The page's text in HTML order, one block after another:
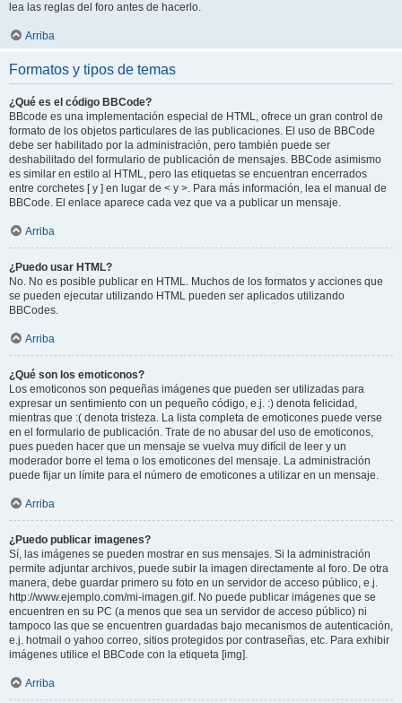
lea las reglas del foro antes de hacerlo.
Arriba
Formatos y tipos de temas
¿Qué es el código BBCode?
BBcode es una implementación especial de HTML, ofrece un gran control de
formato de los objetos particulares de las publicaciones. El uso de BBCode
debe ser habilitado por la administración, pero también puede ser
deshabilitado del formulario de publicación de mensajes. BBCode asimismo
es similar en estilo al HTML, pero las etiquetas se encuentran encerrados
entre corchetes [ y ] en lugar de < y >. Para más información, lea el manual de
BBCode. El enlace aparece cada vez que va a publicar un mensaje.
Arriba
¿Puedo usar HTML?
No. No es posible publicar en HTML. Muchos de los formatos y acciones que
se pueden ejecutar utilizando HTML pueden ser aplicados utilizando
BBCodes.
Arriba
¿Qué son los emoticonos?
Los emoticonos son pequeñas imágenes que pueden ser utilizadas para
expresar un sentimiento con un pequeño código, e.j. :) denota felicidad,
mientras que :( denota tristeza. La lista completa de emoticones puede verse
en el formulario de publicación. Trate de no abusar del uso de emoticonos,
pues pueden hacer que un mensaje se vuelva muy difícil de leer y un
moderador borre el tema o los emoticones del mensaje. La administración
puede fijar un límite para el número de emoticones a utilizar en un mensaje.
Arriba
¿Puedo publicar imagenes?
Sí, las imágenes se pueden mostrar en sus mensajes. Si la administración
permite adjuntar archivos, puede subir la imagen directamente al foro. De otra
manera, debe guardar primero su foto en un servidor de acceso público, e.j.
http://www.ejemplo.com/mi-imagen.gif. No puede publicar imágenes que se
encuentren en su PC (a menos que sea un servidor de acceso público) ni
tampoco las que se encuentren guardadas bajo mecanismos de autenticación,
e.j. hotmail o yahoo correo, sitios protegidos por contraseñas, etc. Para exhibir
imágenes utilice el BBCode con la etiqueta [img].
Arriba